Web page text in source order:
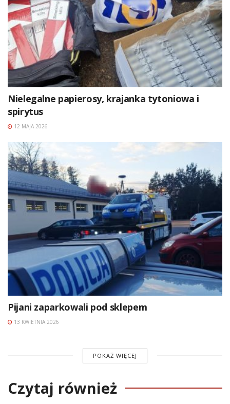
Nielegalne papierosy, krajanka tytoniowa i
spirytus
12 MAJA 2026
Pijani zaparkowali pod sklepem
13 KWIETNIA 2026
POKAŻ WIĘCEJ
Czytaj również